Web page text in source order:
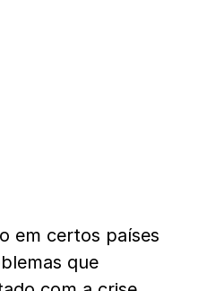
em certos países
que